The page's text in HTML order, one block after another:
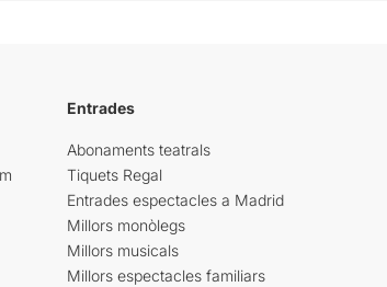
Entrades
Abonaments teatrals
Tiquets Regal
Entrades espectacles a Madrid
Millors monòlegs
Millors musicals
Millors espectacles familiars